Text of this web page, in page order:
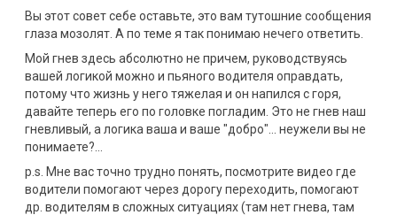
Вы этот совет себе оставьте, это вам тутошние сообщения
глаза мозолят. А по теме я так понимаю нечего ответить.
Мой гнев здесь абсолютно не причем, руководствуясь
вашей логикой можно и пьяного водителя оправдать,
потому что жизнь у него тяжелая и он напился с горя,
давайте теперь его по головке погладим. Это не гнев наш
гневливый, а логика ваша и ваше "добро"… неужели вы не
понимаете?…
p.s. Мне вас точно трудно понять, посмотрите видео где
водители помогают через дорогу переходить, помогают
др. водителям в сложных ситуациях (там нет гнева, там